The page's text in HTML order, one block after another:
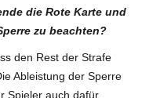
die Rote Karte und
zu beachten?
den Rest der Strafe
Ableistung der Sperre
Spieler auch dafür